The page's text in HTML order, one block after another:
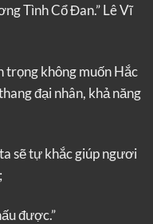
Tình Cổ Đan.” Lê Vĩ
trọng không muốn Hắc
đại nhân, khả năng
sẽ tự khắc giúp ngươi
được.”